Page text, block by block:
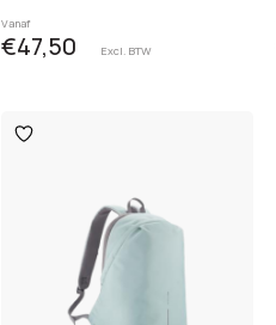
Vanaf
€47,50 Excl. BTW
Toevoegen
aan